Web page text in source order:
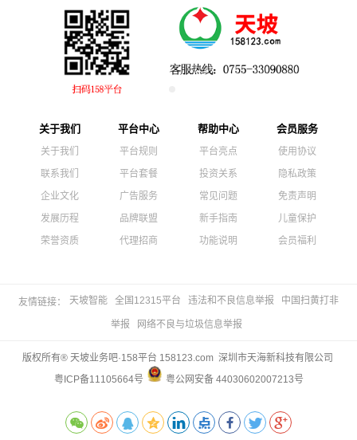
关于我们
关于我们
联系我们
企业文化
发展历程
荣誉资质
平台中心
平台规则
平台套餐
广告服务
品牌联盟
代理招商
帮助中心
平台亮点
投资关系
常见问题
新手指南
功能说明
会员服务
使用协议
隐私政策
免责声明
儿童保护
会员福利
友情链接： 天坡智能 全国12315平台 违法和不良信息举报 中国扫黄打非
举报 网络不良与垃圾信息举报
版权所有® 天坡业务吧·158平台 158123.com 深圳市天海新科技有限公司
粤ICP备11105664号
粤公网安备 44030602007213号